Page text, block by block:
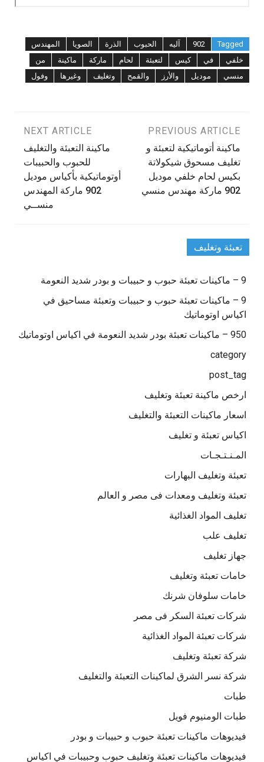
Tagged
902 آليه الحبوب الذرة الصويا
المهندس
خلفي
في كيس لتعبئة لحام ماركة ماكينة
من
منسي
موديل والأرز والقمح وتغليف وغيرها وفول
تصفّح
المقالات
PREVIOUS ARTICLE
ماكينة أتوماتيكية لتعبئة و
تغليف مسحوق شيكولاتة
بكيس لحام خلفي موديل
902 ماركة مهندس منسي
NEXT ARTICLE
ماكينة التعبئة والتغليف
للحبوب والحبيبات
أوتوماتيكية بأكياس موديل
902 ماركة المهندس
منســي
تعبئة وتغليف
9 – ماكينات تعبئة حبوب و حبيبات و بودر شديد النعومة
9 – ماكينات تعبئة حبوب و حبيبات وتعبئة مساحيق في
اكياس اوتوماتيك
950 – ماكينات تعبئة بودر شديد النعومة في اكياس اوتوماتيك
category
post_tag
ارخص ماكينة تعبئة وتغليف
اسعار ماكينات التعبئة والتغليف
اكياس تعبئة و تغليف
المـنـتـجـات
تعبئة وتغليف البهارات
تعبئة وتغليف ومعدات فى مصر و العالم
تغليف المواد الغذائية
تغليف علب
جهاز تغليف
خامات تعبئة وتغليف
خامات سلوفان شرنك
شركات تعبئة السكر فى مصر
شركات تعبئة المواد الغذائية
شركة تعبئة وتغليف
شركة نسر الشرق لماكينات التعبئة والتغليف
طبات
طبات الومنيوم فويل
فيديوهات ماكينات تعبئة حبوب و حبيبات و بودر
فيديوهات ماكينات تعبئة وتغليف حبوب وحبيبات في اكياس